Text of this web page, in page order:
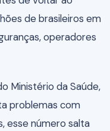
de brasileiros em
operadores
Ministério da Saúde,
problemas com
esse número salta